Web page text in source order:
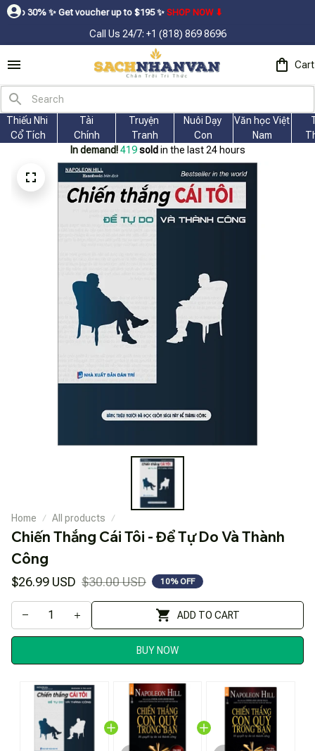
Get voucher up to $195ㅤ ✨ㅤSHOP NOW ⬇
Call Us 24/7: +1 (818) 869 8696
Cart
Thiếu Nhi
Cổ Tích
Tài
Chính
Truyện
Tranh
Nuôi Dạy
Con
Văn học Việt
Nam
In demand! 419 sold in the last 24 hours
Home All products
Chiến Thắng Cái Tôi - Để Tự Do Và Thành
Công
$26.99 USD $30.00 USD 10% OFF
ADD TO CART
BUY NOW